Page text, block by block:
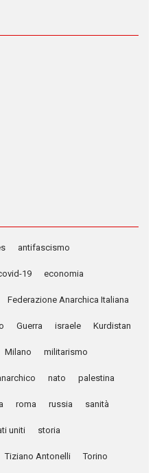
antifascismo
19 economia
Federazione Anarchica Italiana
Guerra israele Kurdistan
Milano militarismo
nato palestina
roma russia sanità
uniti storia
Tiziano Antonelli Torino